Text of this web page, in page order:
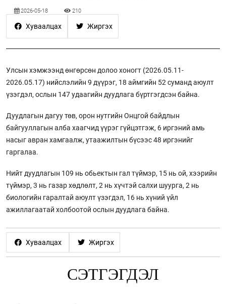
2026-05-18 210
Хуваалцах Жиргэх
Улсын хэмжээнд өнгөрсөн долоо хоногт (2026.05.11-
2026.05.17) нийслэлийн 9 дүүрэг, 18 аймгийн 52 суманд аюулт
үзэгдэл, ослын 147 удаагийн дуудлага бүртгэгдсэн байна.
Дуудлагын дагуу төв, орон нутгийн Онцгой байдлын
байгууллагын алба хаагчид үүрэг гүйцэтгэж, 6 иргэний амь
насыг авран хамгаалж, утаажилтын бүсээс 48 иргэнийг
гаргалаа.
Нийт дуудлагын 109 нь обьектын гал түймэр, 15 нь ой, хээрийн
түймэр, 3 нь газар хөдлөлт, 2 нь хүчтэй салхи шуурга, 2 нь
биологийн гаралтай аюулт үзэгдэл, 16 нь хүний үйл
ажиллагаатай холбоотой ослын дуудлага байна.
Хуваалцах Жиргэх
СЭТГЭГДЭЛ